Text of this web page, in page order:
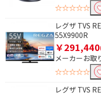
☆☆☆☆☆
レグザ TVS
55X9900R
￥291,440
メーカーお取
☆☆☆☆☆
レグザ TVS